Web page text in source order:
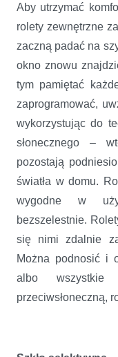
Aby utrzymać
rolety zewnętrzne
zaczną padać na
okno znowu
tym pamiętać
zaprogramować,
wykorzystując do
słonecznego –
pozostają
światła w domu.
wygodne w
bezszelestnie.
się nimi zdalnie
Można podnosić i
albo wszystkie
przeciwsłoneczną,